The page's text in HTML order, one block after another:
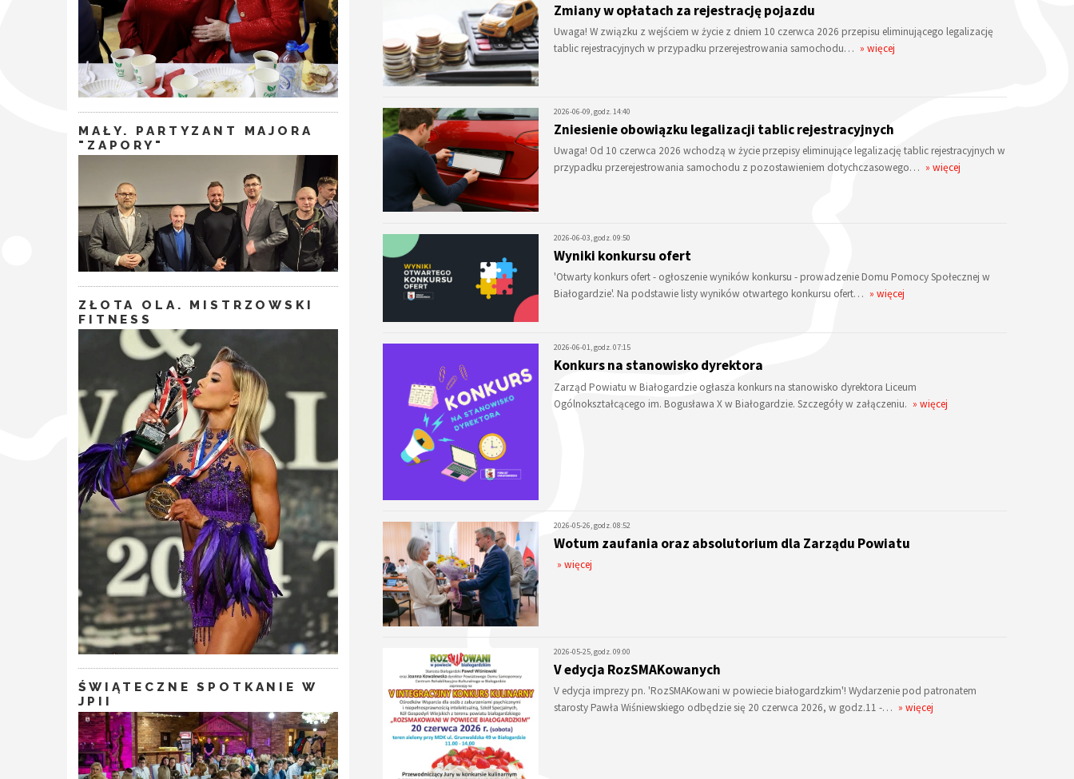
Zmiany w opłatach za rejestrację pojazdu
Uwaga! W związku z wejściem w życie z dniem 10 czerwca 2026 przepisu eliminującego legalizację
tablic rejestracyjnych w przypadku przerejestrowania samochodu… » więcej
2026-06-09, godz. 14:40
Zniesienie obowiązku legalizacji tablic rejestracyjnych
Uwaga! Od 10 czerwca 2026 wchodzą w życie przepisy eliminujące legalizację tablic rejestracyjnych w
przypadku przerejestrowania samochodu z pozostawieniem dotychczasowego… » więcej
2026-06-03, godz. 09:50
Wyniki konkursu ofert
'Otwarty konkurs ofert - ogłoszenie wyników konkursu - prowadzenie Domu Pomocy Społecznej w
Białogardzie'. Na podstawie listy wyników otwartego konkursu ofert… » więcej
2026-06-01, godz. 07:15
Konkurs na stanowisko dyrektora
Zarząd Powiatu w Białogardzie ogłasza konkurs na stanowisko dyrektora Liceum
Ogólnokształcącego im. Bogusława X w Białogardzie. Szczegóły w załączeniu. » więcej
2026-05-26, godz. 08:52
Wotum zaufania oraz absolutorium dla Zarządu Powiatu
» więcej
2026-05-25, godz. 09:00
V edycja RozSMAKowanych
V edycja imprezy pn. 'RozSMAKowani w powiecie białogardzkim'! Wydarzenie pod patronatem
starosty Pawła Wiśniewskiego odbędzie się 20 czerwca 2026, w godz.11 -… » więcej
MAŁY. PARTYZANT MAJORA
"ZAPORY"
ZŁOTA OLA. MISTRZOWSKI
FITNESS
ŚWIĄTECZNE SPOTKANIE W
JPII